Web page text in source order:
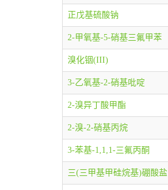
正戊基硫酸钠
2-甲氧基-5-硝基三氟甲苯
溴化铟(III)
3-乙氧基-2-硝基吡啶
2-溴异丁酸甲酯
2-溴-2-硝基丙烷
3-苯基-1,1,1-三氟丙酮
三(三甲基甲硅烷基)硼酸盐